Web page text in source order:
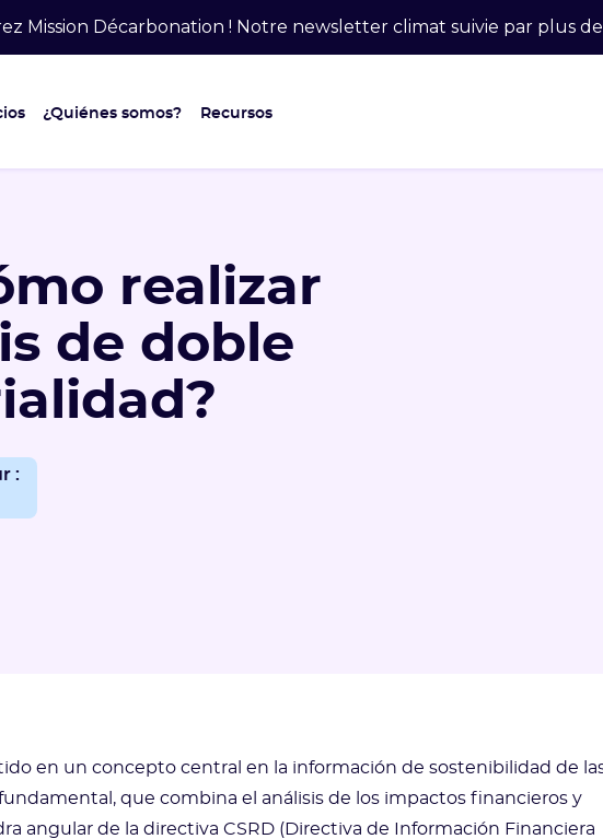
Mission Décarbonation ! Notre newsletter climat suivie par plus
¿Quiénes somos? Recursos
realizar
de doble
:
en un concepto central en la información de sostenibilidad de
que combina el análisis de los impactos financieros y
angular de la directiva CSRD (Directiva de Información Financiera